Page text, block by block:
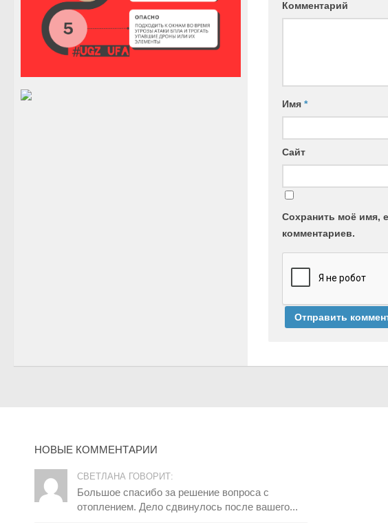
Комментарий
Имя *
Сайт
Сохранить моё имя,
комментариев.
НОВЫЕ КОММЕНТАРИИ
СВЕТЛАНА ГОВОРИТ:
Большое спасибо за решение вопроса с
отоплением. Дело сдвинулось после вашего...